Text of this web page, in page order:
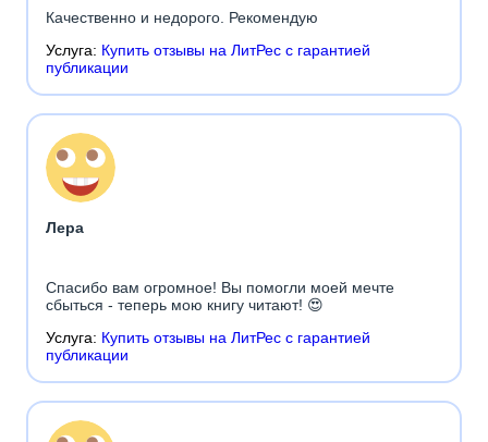
Качественно и недорого. Рекомендую
Услуга: Купить отзывы на ЛитРес с гарантией
публикации
Лера
Спасибо вам огромное! Вы помогли моей мечте
сбыться - теперь мою книгу читают! 😍
Услуга: Купить отзывы на ЛитРес с гарантией
публикации